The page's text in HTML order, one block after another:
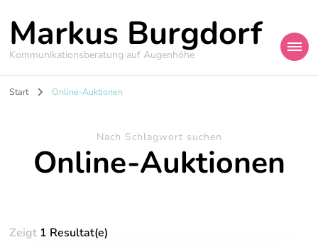
Markus Burgdorf
Kommunikationsberatung auf Augenhöhe
Start Online-Auktionen
Nach Schlagwort suchen
Online-Auktionen
Zeigt 1 Resultat(e)